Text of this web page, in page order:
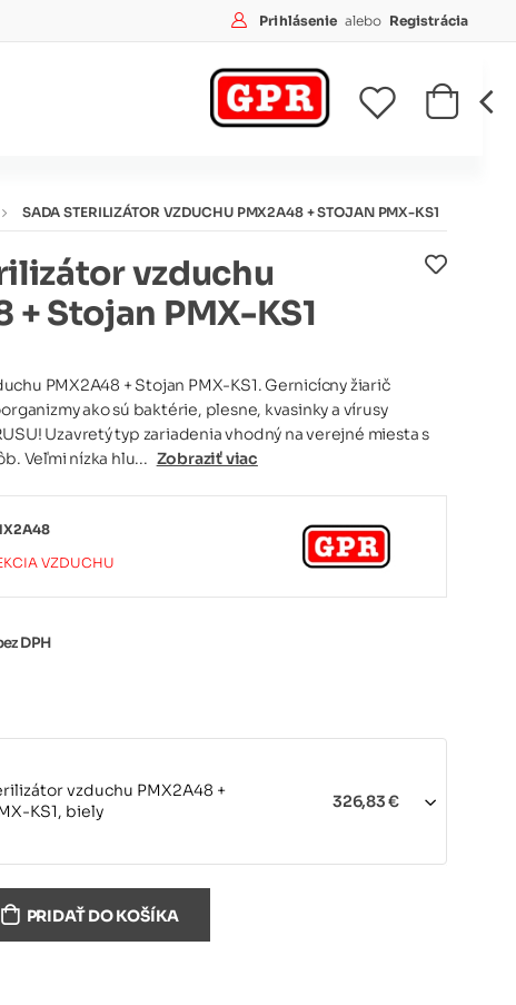
Prihlásenie alebo Registrácia
SADA STERILIZÁTOR VZDUCHU PMX2A48 + STOJAN PMX-KS1
vzduchu
+ Stojan PMX-KS1
PMX2A48 + Stojan PMX-KS1. Gernicícny žiarič
ako sú baktérie, plesne, kvasinky a vírusy
Uzavretý typ zariadenia vhodný na verejné miesta s
Veľmi nízka hlu... Zobraziť viac
VZDUCHU
DPH
vzduchu PMX2A48 +
KS1, biely
326,83 €
vzduchu PMX2A48 +
PRIDAŤ DO KOŠÍKA